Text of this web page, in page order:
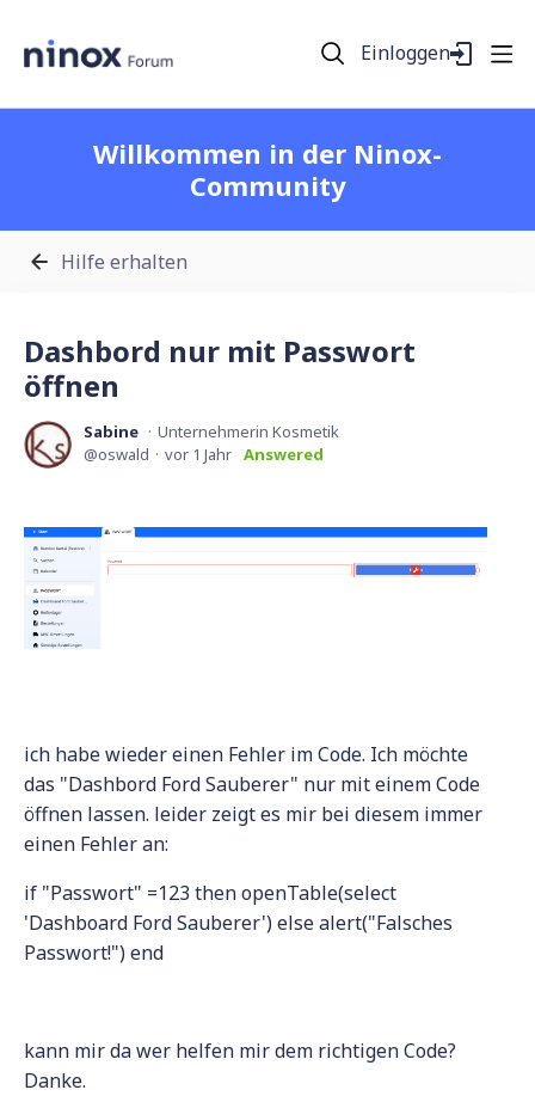
Einloggen
Willkommen in der Ninox-
Community
Hilfe erhalten
Dashbord nur mit Passwort
öffnen
Sabine
Unternehmerin Kosmetik
oswald
vor 1 Jahr Answered
ich habe wieder einen Fehler im Code. Ich möchte
das "Dashbord Ford Sauberer" nur mit einem Code
öffnen lassen. leider zeigt es mir bei diesem immer
einen Fehler an:
if "Passwort" =123 then openTable(select
'Dashboard Ford Sauberer') else alert("Falsches
Passwort!") end
kann mir da wer helfen mir dem richtigen Code?
Danke.